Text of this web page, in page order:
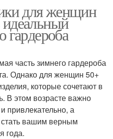
для женщин
гардероба
часть зимнего гардероба
Однако для женщин 50+
которые сочетают в
В этом возрасте важно
привлекательно, а
вашим верным
года.